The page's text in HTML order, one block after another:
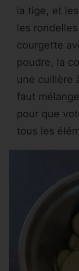
la tige, et
les
courgette
poudre, la
une cuillère
faut
pour que
tous les